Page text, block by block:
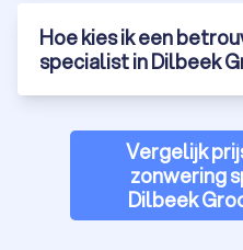
Hoe kies ik een
specialist in Dilbeek
Vergelijk
zonwering
Dilbeek